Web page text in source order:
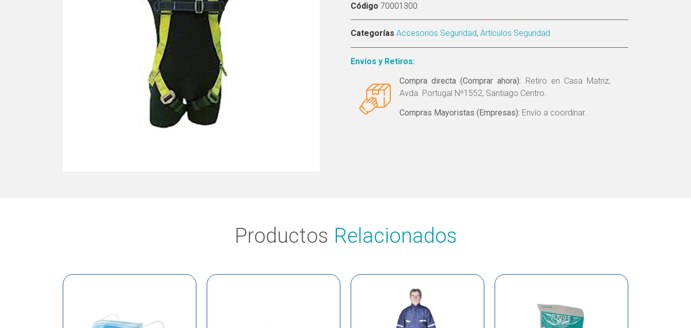
Código 70001300
Categorías Accesorios Seguridad, Artículos Seguridad
Envíos y Retiros:
Compra directa (Comprar ahora): Retiro en Casa Matriz,
Avda. Portugal Nº1552, Santiago Centro.
Compras Mayoristas (Empresas): Envío a coordinar.
Productos Relacionados